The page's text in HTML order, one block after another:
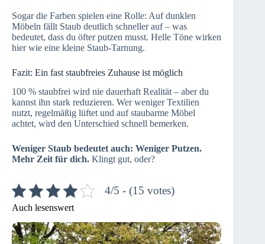
Sogar die Farben spielen eine Rolle: Auf dunklen
Möbeln fällt Staub deutlich schneller auf – was
bedeutet, dass du öfter putzen musst. Helle Töne wirken
hier wie eine kleine Staub-Tarnung.
Fazit: Ein fast staubfreies Zuhause ist möglich
100 % staubfrei wird nie dauerhaft Realität – aber du
kannst ihn stark reduzieren. Wer weniger Textilien
nutzt, regelmäßig lüftet und auf staubarme Möbel
achtet, wird den Unterschied schnell bemerken.
Weniger Staub bedeutet auch: Weniger Putzen.
Mehr Zeit für dich. Klingt gut, oder?
4/5 - (15 votes)
Auch lesenswert